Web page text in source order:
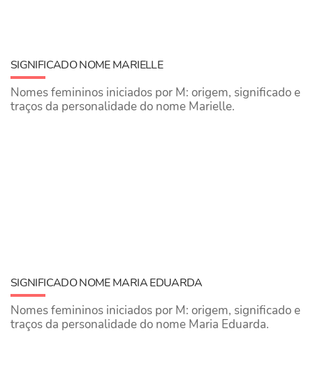
SIGNIFICADO NOME MARIELLE
Nomes femininos iniciados por M: origem, significado e
traços da personalidade do nome Marielle.
SIGNIFICADO NOME MARIA EDUARDA
Nomes femininos iniciados por M: origem, significado e
traços da personalidade do nome Maria Eduarda.